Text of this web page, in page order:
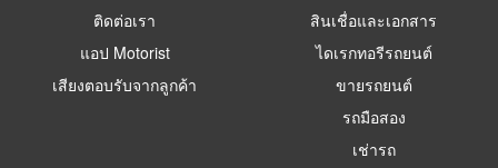
ติดต่อเรา
แอป Motorist
เสียงตอบรับจากลูกค้า
สินเชื่อและเอกสาร
ไดเรกทอรีรถยนต์
ขายรถยนต์
รถมือสอง
เช่ารถ